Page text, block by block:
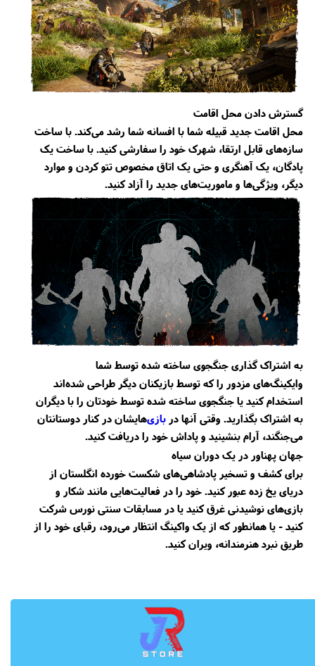
گسترش دادن محل اقامت
محل اقامت جدید قبیله شما با افسانه شما رشد می‌کند. با ساخت
سازه‌های قابل ارتقا، شهرک خود را سفارشی کنید. با ساخت یک
پادگان، یک آهنگری و حتی یک اتاق مخصوص تتو کردن و موارد
دیگر، ویژگی‌ها و ماموریت‌های جدید را آزاد کنید.
به اشتراک گذاری جنگجوی ساخته شده توسط شما
وایکینگ‌های مزدور را که توسط بازیکنان دیگر طراحی شده‌اند
استخدام کنید یا جنگجوی ساخته شده توسط خودتان را با دیگران
به اشتراک بگذارید. وقتی آنها در بازی‌هایشان در کنار دوستانتان
می‌جنگند، آرام بنشینید و پاداش خود را دریافت کنید.
جهان پهناور در یک دوران سیاه
برای کشف و تسخیر پادشاهی‌های شکست خورده انگلستان از
دریای یخ زده عبور کنید. خود را در فعالیت‌هایی مانند شکار و
بازی‌های نوشیدنی غرق کنید یا در مسابقات سنتی نورس شرکت
کنید - یا همانطور که از یک واکینگ انتظار می‌رود، رقبای خود را از
طریق نبرد هنرمندانه، ویران کنید.